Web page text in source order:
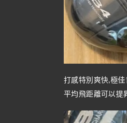
打感特別爽快,極佳
平均飛距離可以提